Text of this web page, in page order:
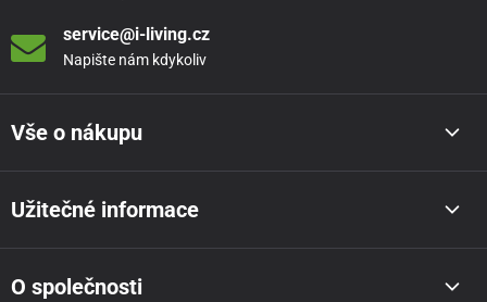
service@i-living.cz
Napište nám kdykoliv
Vše o nákupu
Užitečné informace
O společnosti